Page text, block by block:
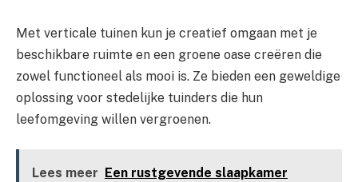
Met verticale tuinen kun je creatief omgaan met je
beschikbare ruimte en een groene oase creëren die
zowel functioneel als mooi is. Ze bieden een geweldige
oplossing voor stedelijke tuinders die hun
leefomgeving willen vergroenen.
Lees meer
Een rustgevende slaapkamer